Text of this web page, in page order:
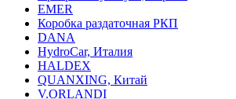
EMER
Коробка раздаточная РКП
DANA
HydroCar, Италия
HALDEX
QUANXING, Китай
V.ORLANDI